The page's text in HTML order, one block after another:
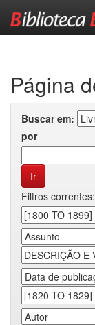
Página
Buscar em:
por
Filtros correntes: